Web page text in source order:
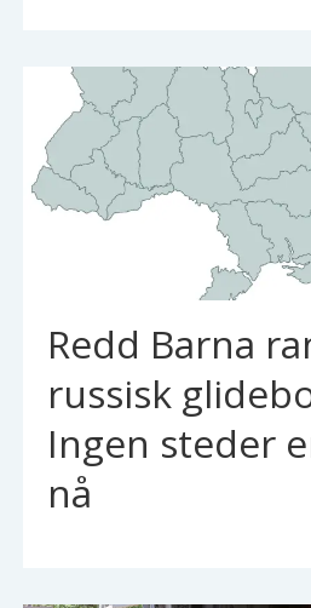
Redd Barna
russisk
Ingen steder
nå